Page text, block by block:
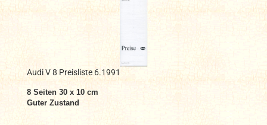
Audi V 8 Preisliste 6.1991
8 Seiten 30 x 10 cm
Guter Zustand